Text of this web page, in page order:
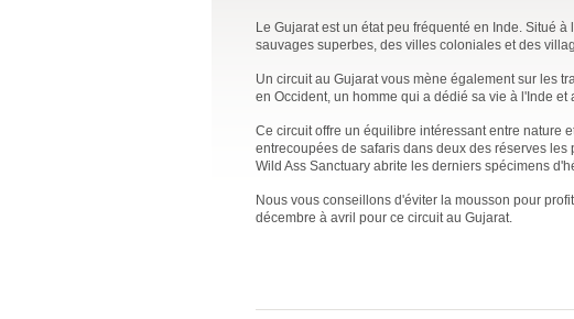
Le Gujarat est un état peu fréquenté en Inde. Situé
sauvages superbes, des villes coloniales et des
Un circuit au Gujarat vous mène également sur les
en Occident, un homme qui a dédié sa vie à l'Inde
Ce circuit offre un équilibre intéressant entre nature
entrecoupées de safaris dans deux des réserves
Wild Ass Sanctuary abrite les derniers spécimens
Nous vous conseillons d'éviter la mousson pour
décembre à avril pour ce circuit au Gujarat.